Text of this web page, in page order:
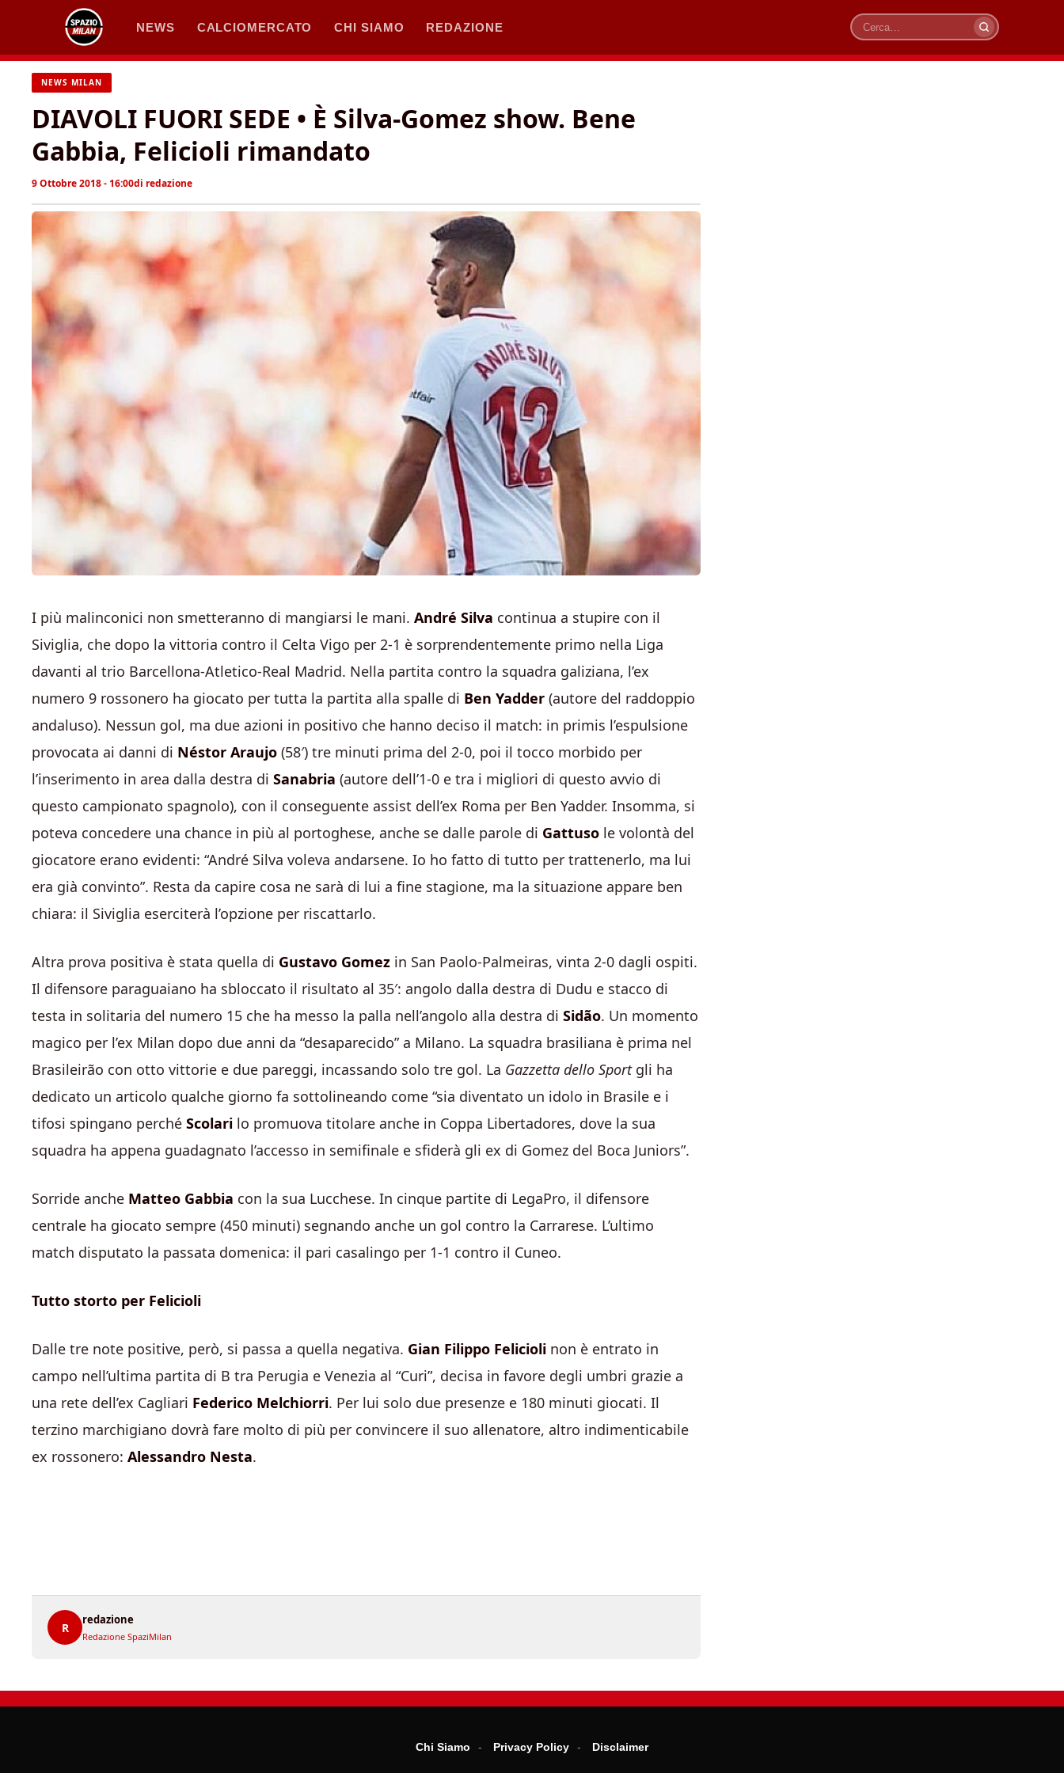
contenuto
NEWS CALCIOMERCATO CHI SIAMO REDAZIONE
Cerca
NEWS MILAN
DIAVOLI FUORI SEDE • È Silva-Gomez show. Bene
Gabbia, Felicioli rimandato
9 Ottobre 2018 - 16:00di redazione
I più malinconici non smetteranno di mangiarsi le mani. André Silva continua a stupire con il
Siviglia, che dopo la vittoria contro il Celta Vigo per 2-1 è sorprendentemente primo nella Liga
davanti al trio Barcellona-Atletico-Real Madrid. Nella partita contro la squadra galiziana, l’ex
numero 9 rossonero ha giocato per tutta la partita alla spalle di Ben Yadder (autore del raddoppio
andaluso). Nessun gol, ma due azioni in positivo che hanno deciso il match: in primis l’espulsione
provocata ai danni di Néstor Araujo (58′) tre minuti prima del 2-0, poi il tocco morbido per
l’inserimento in area dalla destra di Sanabria (autore dell’1-0 e tra i migliori di questo avvio di
questo campionato spagnolo), con il conseguente assist dell’ex Roma per Ben Yadder. Insomma, si
poteva concedere una chance in più al portoghese, anche se dalle parole di Gattuso le volontà del
giocatore erano evidenti: “André Silva voleva andarsene. Io ho fatto di tutto per trattenerlo, ma lui
era già convinto”. Resta da capire cosa ne sarà di lui a fine stagione, ma la situazione appare ben
chiara: il Siviglia eserciterà l’opzione per riscattarlo.
Altra prova positiva è stata quella di Gustavo Gomez in San Paolo-Palmeiras, vinta 2-0 dagli ospiti.
Il difensore paraguaiano ha sbloccato il risultato al 35′: angolo dalla destra di Dudu e stacco di
testa in solitaria del numero 15 che ha messo la palla nell’angolo alla destra di Sidão. Un momento
magico per l’ex Milan dopo due anni da “desaparecido” a Milano. La squadra brasiliana è prima nel
Brasileirão con otto vittorie e due pareggi, incassando solo tre gol. La Gazzetta dello Sportgli ha
dedicato un articolo qualche giorno fa sottolineando come “sia diventato un idolo in Brasile e i
tifosi spingano perché Scolari lo promuova titolare anche in Coppa Libertadores, dove la sua
squadra ha appena guadagnato l’accesso in semifinale e sfiderà gli ex di Gomez del Boca Juniors”.
Sorride anche Matteo Gabbia con la sua Lucchese. In cinque partite di LegaPro, il difensore
centrale ha giocato sempre (450 minuti) segnando anche un gol contro la Carrarese. L’ultimo
match disputato la passata domenica: il pari casalingo per 1-1 contro il Cuneo.
Tutto storto per Felicioli
Dalle tre note positive, però, si passa a quella negativa. Gian Filippo Felicioli non è entrato in
campo nell’ultima partita di B tra Perugia e Venezia al “Curi”, decisa in favore degli umbri grazie a
una rete dell’ex Cagliari Federico Melchiorri. Per lui solo due presenze e 180 minuti giocati. Il
terzino marchigiano dovrà fare molto di più per convincere il suo allenatore, altro indimenticabile
ex rossonero: Alessandro Nesta.
R
redazione
Redazione SpaziMilan
Chi Siamo Privacy Policy Disclaimer